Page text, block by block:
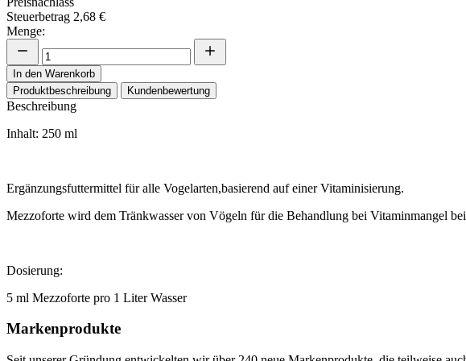
Steuerbetrag 2,68 €
Menge:
In den Warenkorb
Produktbeschreibung
Kundenbewertung
Beschreibung
Inhalt: 250 ml
Ergänzungsfuttermittel für alle Vogelarten,basierend auf einer Vitaminisierung.
Mezzoforte wird dem Tränkwasser von Vögeln für die Behandlung bei Vitaminmangel
Dosierung:
5 ml Mezzoforte pro 1 Liter Wasser
Markenprodukte